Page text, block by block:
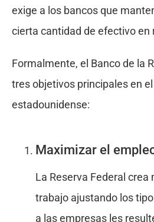
exige a los bancos que
cierta cantidad de efectivo en
Formalmente, el Banco de la
tres objetivos principales en
estadounidense:
Maximizar el
La Reserva Federal crea
trabajo ajustando los
a las empresas les